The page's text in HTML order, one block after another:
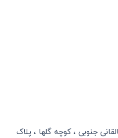
جنوبی ، کوچه گلها ، پلاک